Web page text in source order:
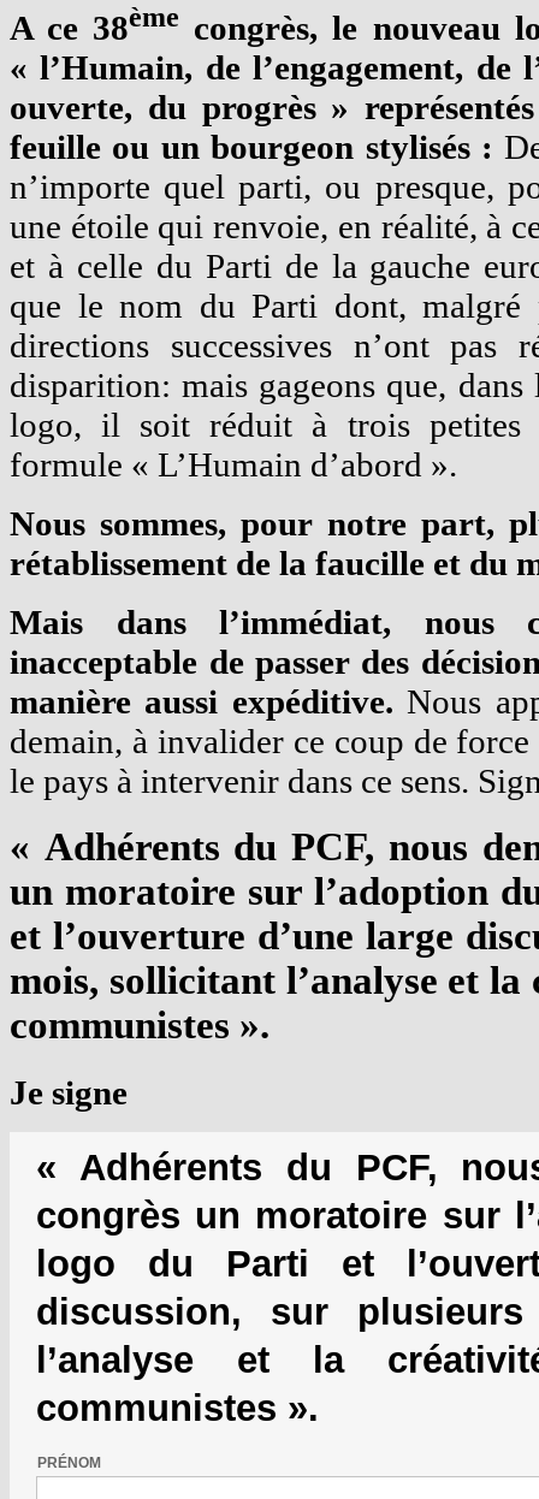
A ce 38ème congrès, le nouveau
« l’Humain, de l’engagement, de
ouverte, du progrès »
feuille ou un bourgeon stylisés :
n’importe quel parti, ou presque,
une étoile qui renvoie, en réalité, à
et à celle du Parti de la gauche
que le nom du Parti dont, malgré
directions successives n’ont pas
disparition: mais gageons que,
logo, il soit réduit à trois petites
formule « L’Humain d’abord ».
Nous sommes, pour notre part,
rétablissement de la faucille et du
Mais dans l’immédiat, nous
inacceptable de passer des
manière aussi expéditive. Nous
demain, à invalider ce coup de force
le pays à intervenir dans ce sens.
« Adhérents du PCF, nous
un moratoire sur l’adoption
et l’ouverture d’une large
mois, sollicitant l’analyse et la
communistes ».
Je signe
« Adhérents du PCF,
congrès un moratoire sur
logo du Parti et
discussion, sur
l’analyse et la
communistes ».
PRÉNOM